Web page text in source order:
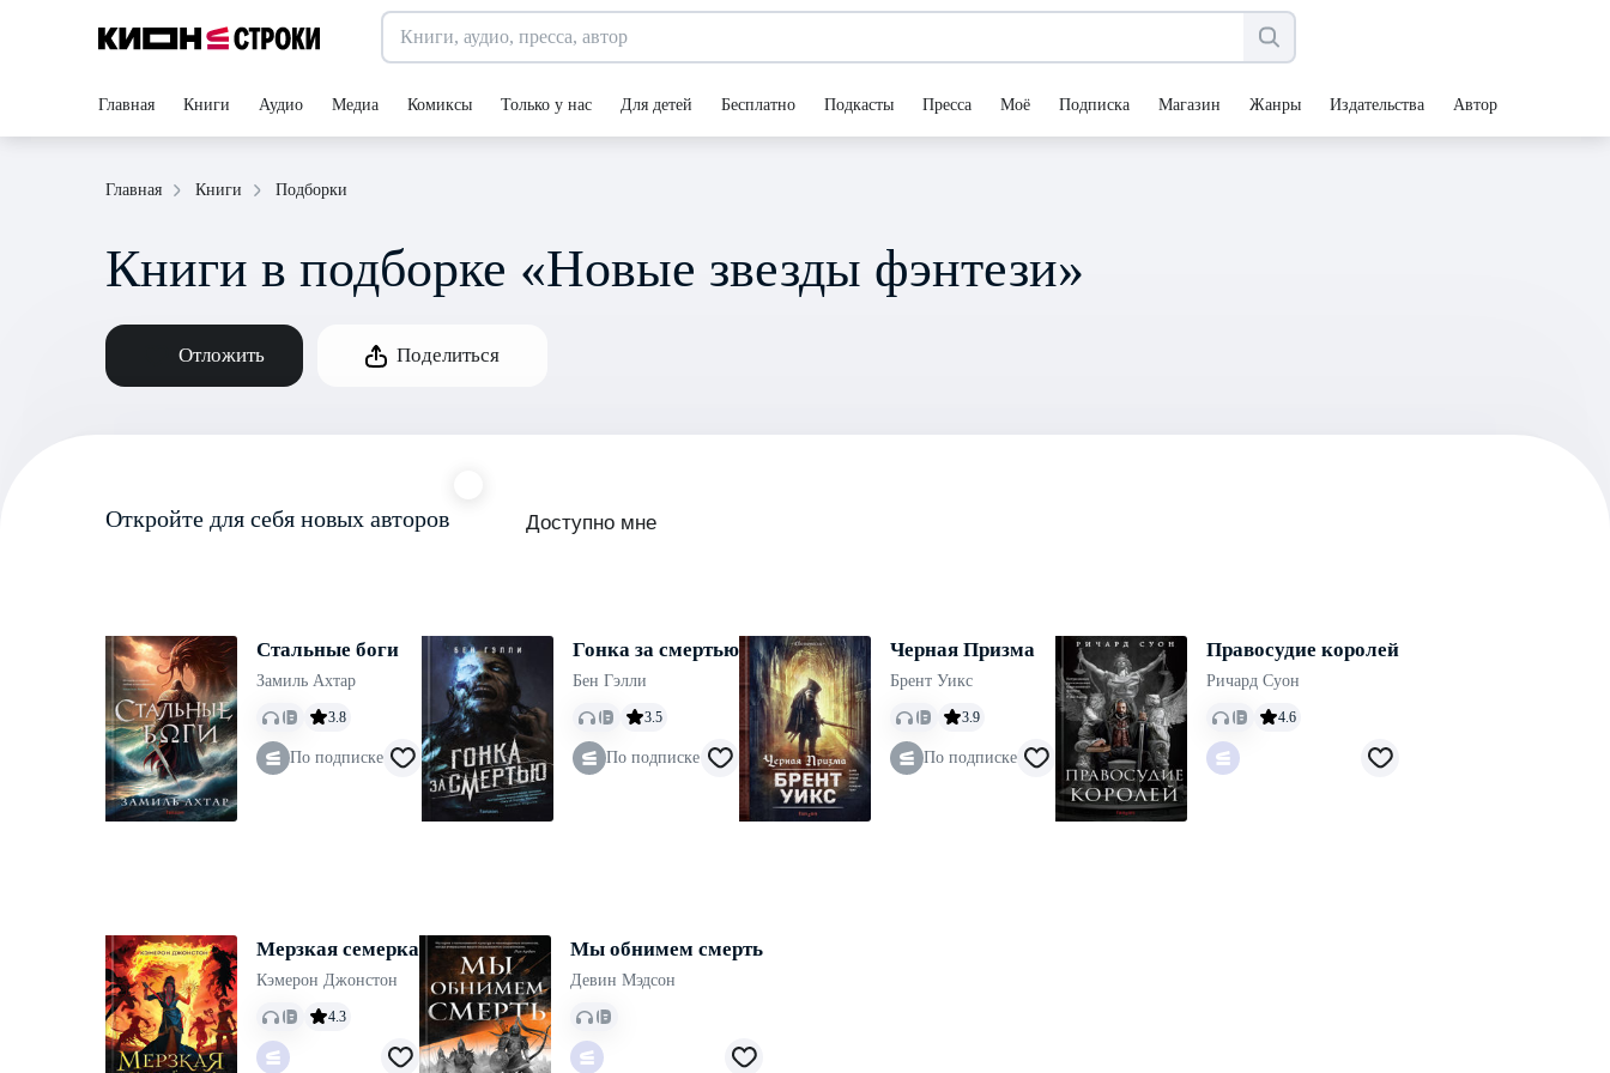
Главная Книги Аудио Медиа Комиксы Только у нас Для детей Бесплатно Подкасты Пресса Моё Подписка Магазин Жанры Издательства Авторы
Главная Книги Подборки
Книги в подборке «Новые звезды фэнтези»
Отложить Поделиться
Откройте для себя новых авторов Доступно мне
Стальные боги
Замиль Ахтар
3.8
По подписке
Гонка за смертью
Бен Гэлли
3.5
По подписке
Черная Призма
Брент Уикс
3.9
По подписке
Правосудие королей
Ричард Суон
4.6
Мерзкая семерка
Кэмерон Джонстон
4.3
Мы обнимем смерть
Девин Мэдсон